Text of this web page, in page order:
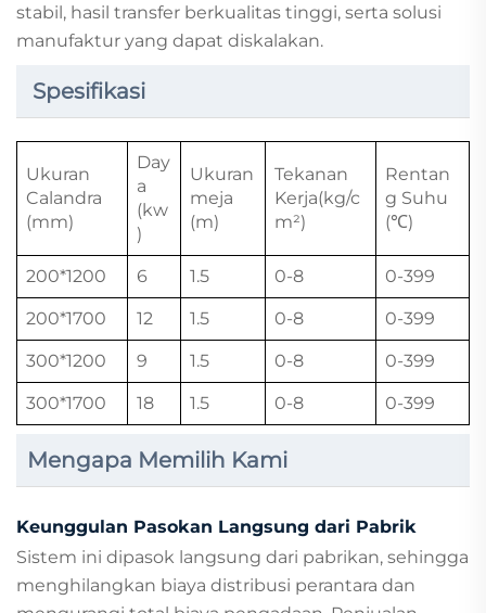
stabil, hasil transfer berkualitas tinggi, serta solusi
manufaktur yang dapat diskalakan.
Spesifikasi
Ukuran
Calandra
(mm)
Day
a
(kw
)
Ukuran
meja
(m)
Tekanan
Kerja(kg/c
m²)
Rentan
g Suhu
(℃)
200*1200 6 1.5 0-8 0-399
200*1700 12 1.5 0-8 0-399
300*1200 9 1.5 0-8 0-399
300*1700 18 1.5 0-8 0-399
Mengapa Memilih Kami
Keunggulan Pasokan Langsung dari Pabrik
Sistem ini dipasok langsung dari pabrikan, sehingga
menghilangkan biaya distribusi perantara dan